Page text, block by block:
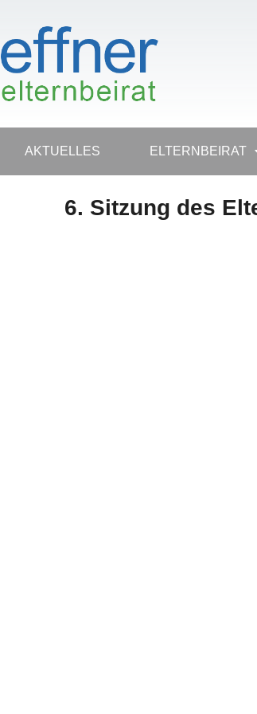
AKTU­EL­LES ELTERN­BEI­RAT
6. Sit­zung des